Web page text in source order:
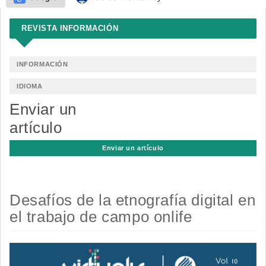
REVISTA INFORMACIÓN
INFORMACIÓN
IDIOMA
Enviar un
artículo
Enviar un artículo
Desafíos de la etnografía digital en
el trabajo de campo onlife